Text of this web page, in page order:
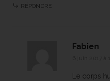
RÉPONDRE
Fabien
Le corps